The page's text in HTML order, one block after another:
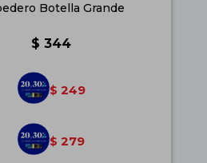
Botella Grande
$ 344
$ 249
$ 279